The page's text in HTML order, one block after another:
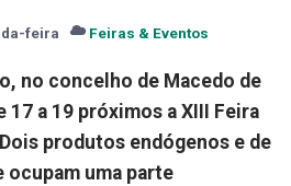
feira Feiras & Eventos
no concelho de Macedo de
17 a 19 próximos a XIII Feira
produtos endógenos e de
ocupam uma parte